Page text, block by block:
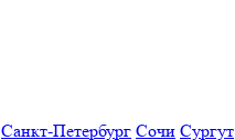
Санкт-Петербург Сочи Сургут